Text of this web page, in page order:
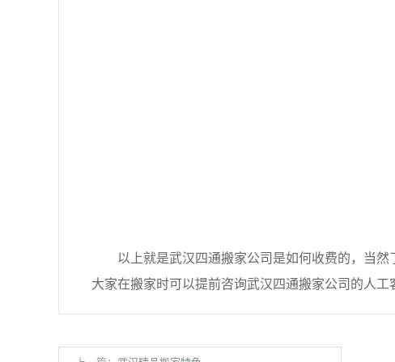
以上就是武汉四通搬家公司是如何收费的，当然
大家在搬家时可以提前咨询武汉四通搬家公司的人工